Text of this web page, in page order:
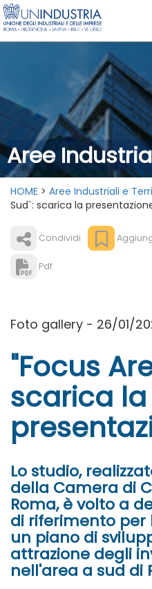
Aree
HOME > Aree Industriali e
Sud`: scarica la
Condividi
Pdf
Foto gallery - 26/01/
"Focus
scarica la
Lo studio,
della Camera di
Roma, è volto a
di riferimento per
un piano di
attrazione degli
nell'area a sud di